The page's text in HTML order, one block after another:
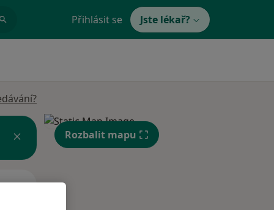
Přihlásit se Jste lékař?
Po
Rozbalit mapu